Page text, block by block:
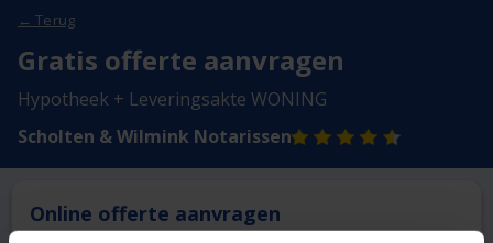
← Terug
Gratis offerte aanvragen
Hypotheek + Leveringsakte WONING
Scholten & Wilmink Notarissen
Online offerte aanvragen